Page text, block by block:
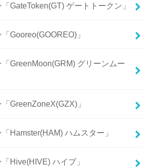
GateToken(GT) ゲートトークン」
Gooreo(GOOREO)」
GreenMoon(GRM) グリーンムー
GreenZoneX(GZX)」
Hamster(HAM) ハムスター」
Hive(HIVE) ハイブ」